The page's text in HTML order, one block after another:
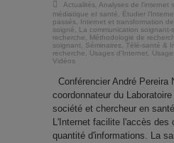
Actualités, Analyses de l'internet
médiatique et santé, Étudier
passés, Internet et transformation
soigné, La communication soignant-
recherche, Méthodologie de
soignant, Séminaires, Télé-santé &
recherche, Usages d'Internet,
Vidéos
Conférencier André Pereira
coordonnateur du
société et chercheur en
L'Internet facilite l'accès des
quantité d'informations. La